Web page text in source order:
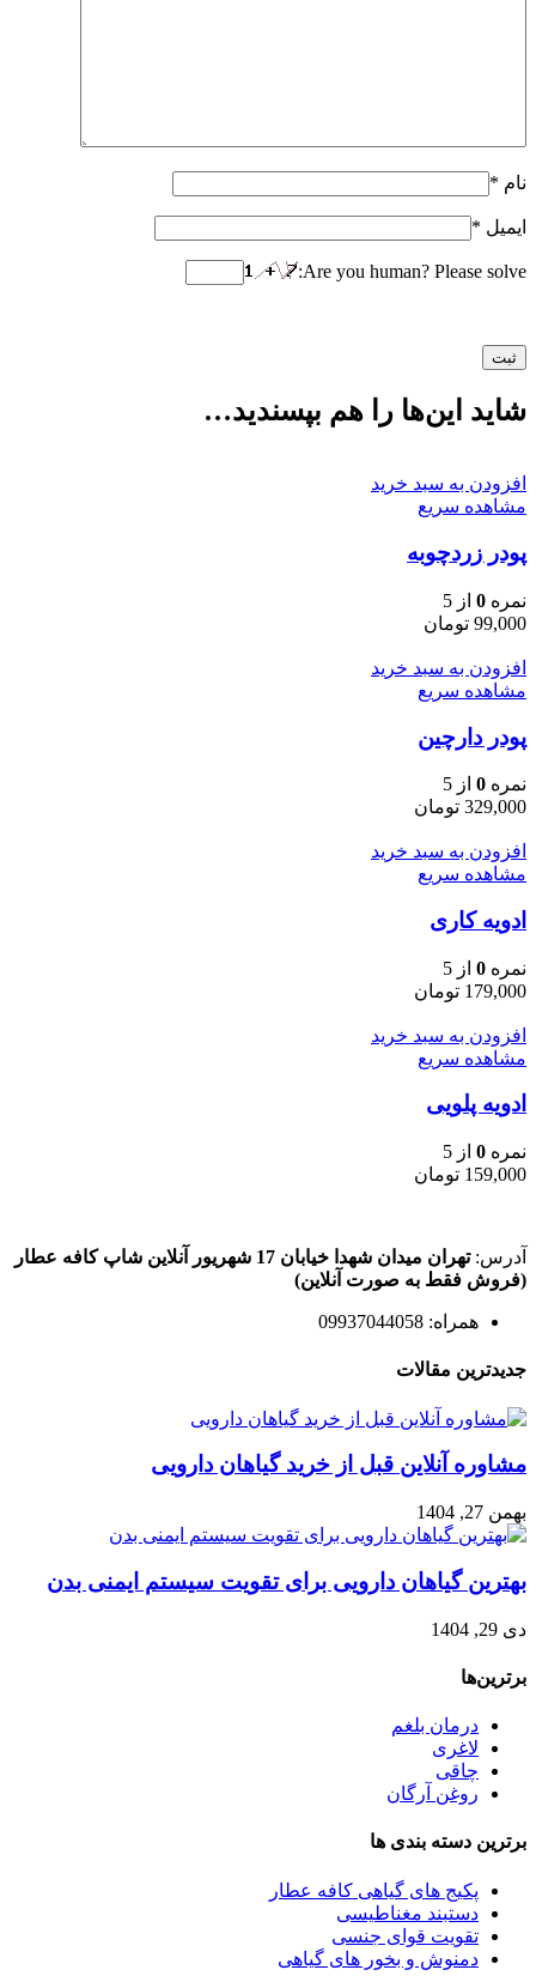
نام *
ایمیل *
Are you human? Please solve:
شاید این‌ها را هم بپسندید…
افزودن به سبد خرید
مشاهده سریع
پودر زردچوبه
نمره 0 از 5
99,000 تومان
افزودن به سبد خرید
مشاهده سریع
پودر دارچین
نمره 0 از 5
329,000 تومان
افزودن به سبد خرید
مشاهده سریع
ادویه کاری
نمره 0 از 5
179,000 تومان
افزودن به سبد خرید
مشاهده سریع
ادویه پلویی
نمره 0 از 5
159,000 تومان
آدرس:تهران میدان شهدا خیابان 17 شهریور آنلاین شاپ کافه عطار
(فروش فقط به صورت آنلاین)
همراه: 09937044058
جدیدترین مقالات
مشاوره آنلاین قبل از خرید گیاهان دارویی
بهمن 27, 1404
بهترین گیاهان دارویی برای تقویت سیستم ایمنی بدن
دی 29, 1404
برترین‌ها
درمان بلغم
لاغری
چاقی
روغن آرگان
برترین‌ دسته بندی ها
پکیج های گیاهی کافه عطار
دستبند مغناطیسی
تقویت قوای جنسی
دمنوش و بخور های گیاهی